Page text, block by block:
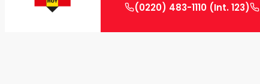
(0220) 483-1110 (Int. 123)